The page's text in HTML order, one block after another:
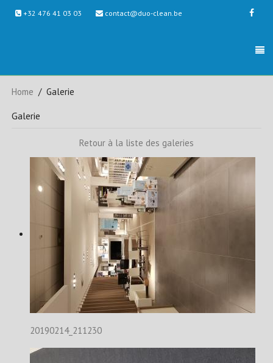
+32 476 41 03 03 contact@duo-clean.be
Home Galerie
Galerie
Retour à la liste des galeries
20190214_211230